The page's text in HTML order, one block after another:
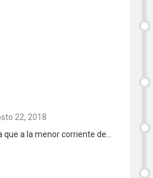
22, 2018
que a la menor corriente de…